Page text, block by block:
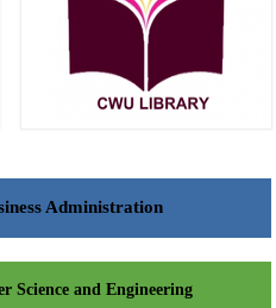
Administration
Science and Engineering